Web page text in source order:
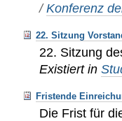
/Konferenz
22. Sitzung
22. Sitzung
Existiert in
Fristende
Die Frist für